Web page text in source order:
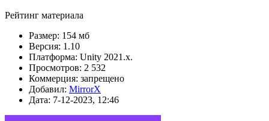
Рейтинг материала
Размер: 154 мб
Версия: 1.10
Платформа: Unity 2021.x.
Просмотров: 2 532
Коммерция: запрещено
Добавил: MirrorX
Дата: 7-12-2023, 12:46